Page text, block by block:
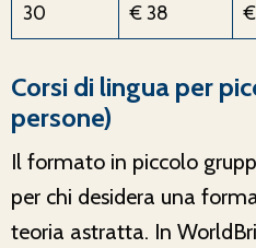
30 € 38
Corsi di lingua per
persone)
Il formato in piccolo
per chi desidera una
teoria astratta. In